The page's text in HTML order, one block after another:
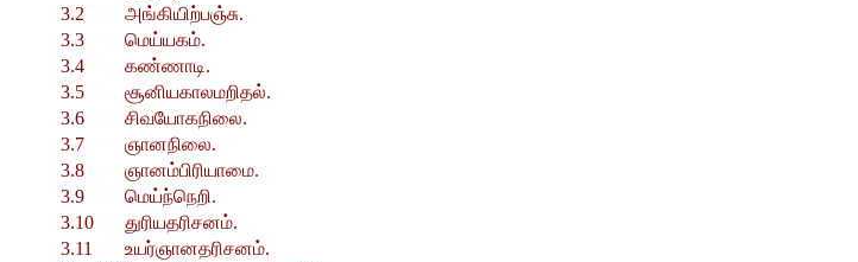
3.2
அங்கியிற்பஞ்சு.
3.3
மெய்யகம்.
3.4
கண்ணாடி.
3.5
சூனியகாலமறிதல்.
3.6
சிவயோகநிலை.
3.7
ஞானநிலை.
3.8
ஞானம்பிரியாமை.
3.9
மெய்ந்நெறி.
3.10
துரியதரிசனம்.
3.11
உயர்ஞானதரிசனம்.